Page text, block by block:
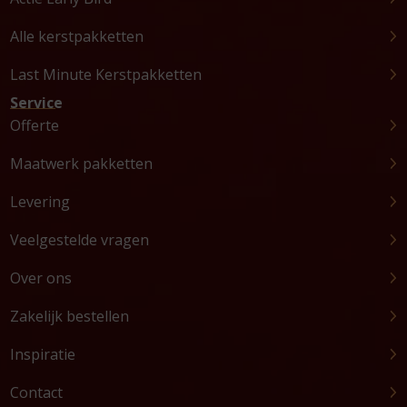
Alle kerstpakketten
Last Minute Kerstpakketten
Service
Offerte
Maatwerk pakketten
Levering
Veelgestelde vragen
Over ons
Zakelijk bestellen
Inspiratie
Contact